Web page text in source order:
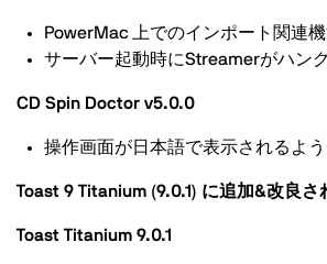
PowerMac 上でのインポート関連
サーバー起動時にStreamerがハン
CD Spin Doctor v5.0.0
操作画面が日本語で表示されるよう
Toast 9 Titanium (9.0.1) に追加&改良さ
Toast Titanium 9.0.1